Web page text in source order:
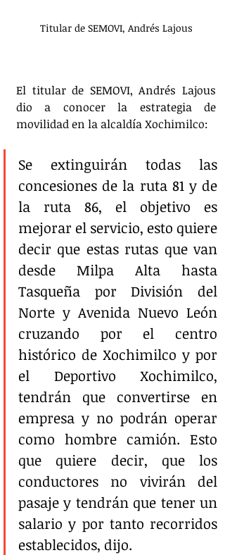
Titular de SEMOVI, Andrés Lajous
El titular de SEMOVI, Andrés Lajous
dio a conocer la estrategia de
movilidad en la alcaldía Xochimilco:
Se extinguirán todas las
concesiones de la ruta 81 y de
la ruta 86, el objetivo es
mejorar el servicio, esto quiere
decir que estas rutas que van
desde Milpa Alta hasta
Tasqueña por División del
Norte y Avenida Nuevo León
cruzando por el centro
histórico de Xochimilco y por
el Deportivo Xochimilco,
tendrán que convertirse en
empresa y no podrán operar
como hombre camión. Esto
que quiere decir, que los
conductores no vivirán del
pasaje y tendrán que tener un
salario y por tanto recorridos
establecidos, dijo.